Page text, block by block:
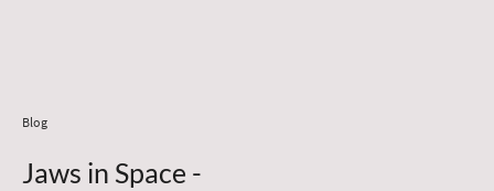
Blog
Jaws in Space -